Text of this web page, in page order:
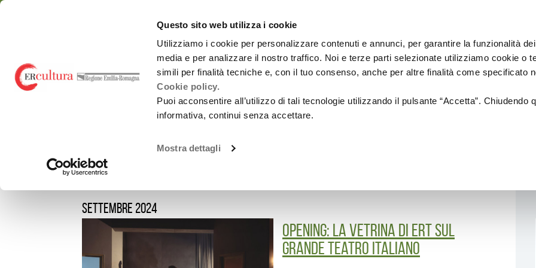
Questo sito web utilizza i cookie
Utilizziamo i cookie per personalizzare contenuti e annunci, per garantire la funzionalità
media e per analizzare il nostro traffico. Noi e terze parti selezionate utilizziamo cookie o
simili per finalità tecniche e, con il tuo consenso, anche per altre finalità come specificato
Cookie policy.
Puoi acconsentire all’utilizzo di tali tecnologie utilizzando il pulsante “Accetta”. Chiudendo
informativa, continui senza accettare.
Mostra dettagli
Torna
Cerca
Salta
Salta
emiliaromagnacultura/Spettacolo
Chi siamo
Promozione
attività Culturali e
Carnevali storici
Promozione
culturale
all’estero
Osservatorio
Monitoraggi periodici
Archivio
OrangePapERs
Finanziamenti
La nuova Legge Quadro
sulla Cultura si
costruisce insieme
Sistema dello
Festival e Rassegne
Residenze 2025-2027
Assessorato
Cultura
Paesaggio
NOTIZIE
Notizie
settembre 2024
Opening: la vetrina di ERT sul
grande teatro italiano